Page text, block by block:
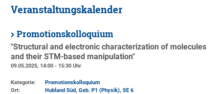
Veranstaltungskalender
Promotionskolloquium
"Structural and electronic characterization of molecules
and their STM-based manipulation"
09.05.2025, 14:00 - 15:30 Uhr
Kategorie:
Promotionskolloquium
Ort:
Hubland Süd, Geb. P1 (Physik), SE 6